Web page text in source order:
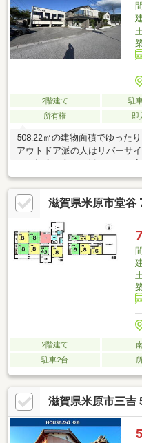
2階建て 駐
所有権
即
508.22㎡の建物面積でゆった
アウトドア派の人はリバーサ
の距離も十分にあります。駅
ファミリーに好評。経済的に
すぐに入居できるので、お急
さい。
滋賀県米原市堂谷
2階建て
駐車2台
滋賀県米原市三吉